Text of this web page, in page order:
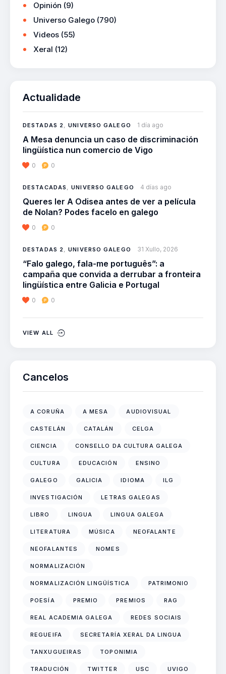
Opinión (9)
Universo Galego (790)
Videos (55)
Xeral (12)
Actualidade
DESTADAS 2,UNIVERSO GALEGO 1 día ago
A Mesa denuncia un caso de discriminación
lingüística nun comercio de Vigo
0 0
DESTACADAS ,UNIVERSO GALEGO 4 días ago
Queres ler A Odisea antes de ver a película
de Nolan? Podes facelo en galego
0 0
DESTADAS 2,UNIVERSO GALEGO 31 Xullo, 2026
“Falo galego, fala-me português”: a
campaña que convida a derrubar a fronteira
lingüística entre Galicia e Portugal
0 0
VIEW ALL
Cancelos
A CORUÑA A MESA AUDIOVISUAL
CASTELÁN CATALÁN CELGA
CIENCIA CONSELLO DA CULTURA GALEGA
CULTURA EDUCACIÓN ENSINO
GALEGO GALICIA IDIOMA ILG
INVESTIGACIÓN LETRAS GALEGAS
LIBRO LINGUA LINGUA GALEGA
LITERATURA MÚSICA NEOFALANTE
NEOFALANTES NOMES
NORMALIZACIÓN
NORMALIZACIÓN LINGÜÍSTICA PATRIMONIO
POESÍA PREMIO PREMIOS RAG
REAL ACADEMIA GALEGA REDES SOCIAIS
REGUEIFA SECRETARÍA XERAL DA LINGUA
TANXUGUEIRAS TOPONIMIA
TRADUCIÓN TWITTER USC UVIGO